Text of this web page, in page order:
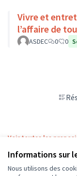
Informations sur
Nous utilisons des
Vivre et
l’affaire de
ASDEC 0 0
Voir toutes les
Conditions d'utilisation